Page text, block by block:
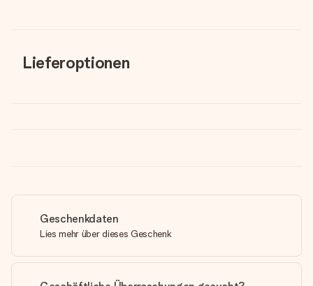
Lieferoptionen
Geschenkdaten
Lies mehr über dieses Geschenk